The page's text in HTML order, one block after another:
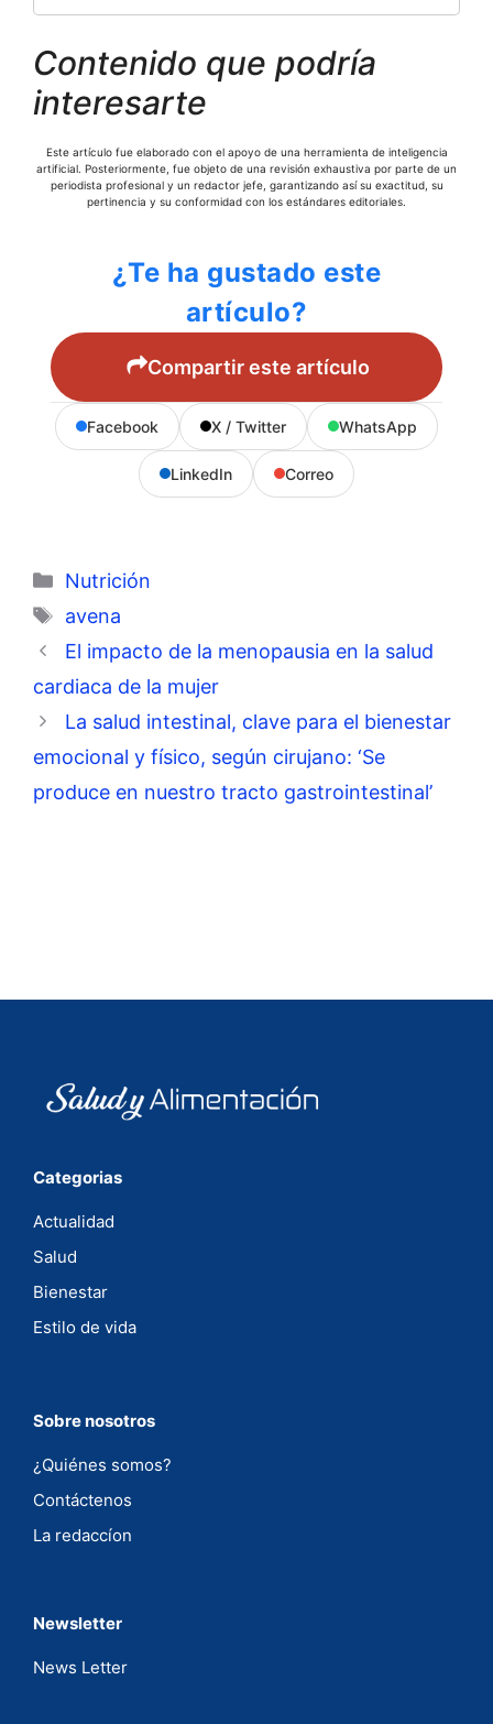
Contenido que podría
interesarte
Este artículo fue elaborado con el apoyo de una herramienta de inteligencia
artificial. Posteriormente, fue objeto de una revisión exhaustiva por parte de un
periodista profesional y un redactor jefe, garantizando así su exactitud, su
pertinencia y su conformidad con los estándares editoriales.
¿Te ha gustado este
artículo?
Compartir este artículo
Facebook X / Twitter WhatsApp
LinkedIn Correo
Categorías
Nutrición
Etiquetas
avena
El impacto de la menopausia en la salud
cardiaca de la mujer
La salud intestinal, clave para el bienestar
emocional y físico, según cirujano: ‘Se
produce en nuestro tracto gastrointestinal’
Categorias
Actualidad
Salud
Bienestar
Estilo de vida
Sobre nosotros
¿Quiénes somos?
Contáctenos
La redaccíon
Newsletter
News Letter